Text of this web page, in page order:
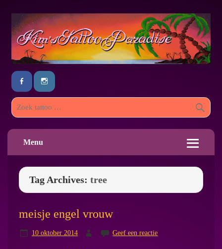
Menu
Tag Archives: tree
meisje engel vrouw
10 oktober 2014 Geef een reactie